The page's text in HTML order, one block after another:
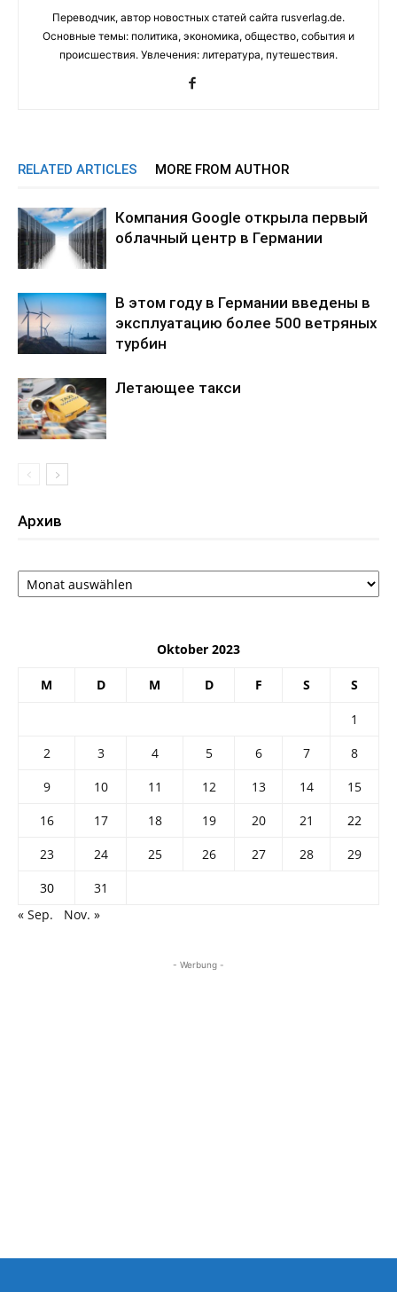
Переводчик, автор новостных статей сайта rusverlag.de.
Основные темы: политика, экономика, общество, события и
происшествия. Увлечения: литература, путешествия.
RELATED ARTICLES MORE FROM AUTHOR
Компания Google открыла первый
облачный центр в Германии
В этом году в Германии введены в
эксплуатацию более 500 ветряных
турбин
Летающее такси
Архив
Архив
Oktober 2023
M D M D F S S
1
2
3 4 5 6 7
8
9
10 11 12 13 14
15
16
17 18 19 20 21
22
23
24 25 26 27 28
29
30
31
« Sep.
Nov. »
- Werbung -